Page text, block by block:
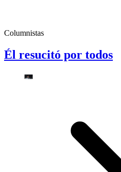
Columnistas
Él resucitó por todos